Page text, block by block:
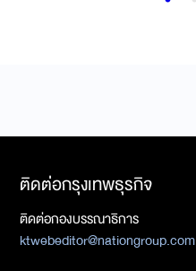
ติดต่อกรุงเทพธุรกิจ
ติดต่อกองบรรณาธิการ
ktwebeditor@nationgroup.com